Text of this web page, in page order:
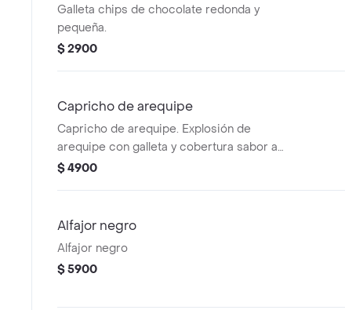
Galleta chips de chocolate redonda y
pequeña.
$ 2900
Capricho de arequipe
Capricho de arequipe. Explosión de
arequipe con galleta y cobertura sabor a
chocolate, 35g.
$ 4900
Alfajor negro
Alfajor negro
$ 5900